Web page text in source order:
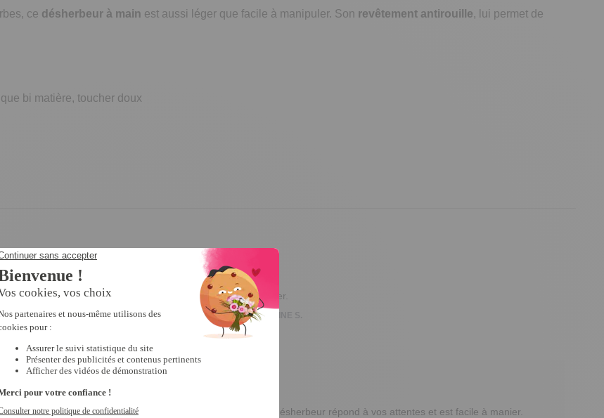
ce désherbeur à main est aussi léger que facile à manipuler. Son revêtement antirouille, lui permet de
bi matière, toucher doux
Avis vérifié
Le couteau joue bien son rôle de désherbeur. Facile à manier.
Avis du06/08/2025 , suite à une expérience du 01/07/2025 parMARTINE S.
Réponse detempsl.fr
Bonjour Martine,
Un grand merci pour votre avis positif !
Nous sommes ravis d'apprendre que notre couteau désherbeur répond à vos attentes et est facile à manier.